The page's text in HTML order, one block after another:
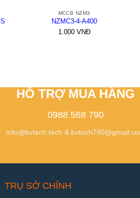
MCCB NZM3
NZMC3-4-A400
1.000VNĐ
HỖ TRỢ MUA HÀNG
0988 568 790
info@bvtech.tech &
TRỤ SỞ CHÍNH